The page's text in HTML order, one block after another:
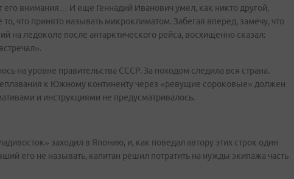
его внимания… И еще Геннадий Иванович умел, как никто другой,
что принято называть микроклиматом. Забегая вперед, замечу, что
на ледоколе после антарктического рейса, восхищенно сказал:
на уровне правительства СССР. За походом следила вся страна.
к Южному континенту через «ревущие сороковые» должен
и инструкциями не предусматривалось.
заходил в Японию, и, как поведал автору этих строк один
его не называть, капитан решил потратить на нужды экипажа часть